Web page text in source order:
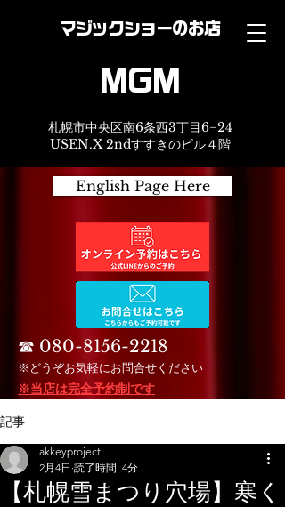
マジックショーのお店
MGM
札幌市中央区南6条西3丁目6−24
USEN.X 2ndすすきのビル４階
English Page Here
☎︎ 080-8156-2218
※どうぞお気軽にお問合せください
※当店は完全予約制です
記事
【札幌雪まつり穴場】寒く
akkeyproject
2月4日 読了時間: 4分